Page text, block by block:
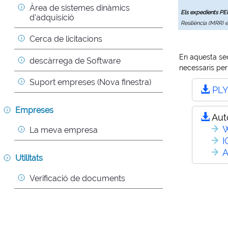
Els expedients
Resiliència
Àrea de sistemes dinàmics
d'adquisició
Cerca de licitacions
descàrrega de Software
Suport empreses (Nova finestra)
Empreses
La meva empresa
Utilitats
Verificació de documents
En aquesta
necessaris